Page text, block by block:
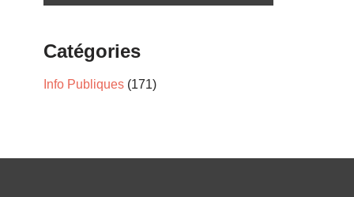
Catégories
Info Publiques (171)